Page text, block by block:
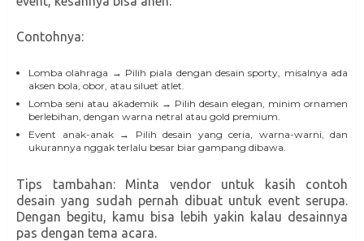
Contohnya:
Lomba olahraga → Pilih piala dengan desain sporty, misalnya ada
aksen bola, obor, atau siluet atlet.
Lomba seni atau akademik → Pilih desain elegan, minim ornamen
berlebihan, dengan warna netral atau gold premium.
Event anak-anak → Pilih desain yang ceria, warna-warni, dan
ukurannya nggak terlalu besar biar gampang dibawa.
Tips tambahan: Minta vendor untuk kasih contoh
desain yang sudah pernah dibuat untuk event serupa.
Dengan begitu, kamu bisa lebih yakin kalau desainnya
pas dengan tema acara.